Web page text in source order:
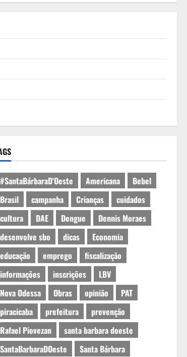
#SantaBárbaraD'Oeste Americana
Bebel
Brasil
campanha Crianças
cuidados
cultura
DAE Dengue
Dennis Moraes
desenvolve sbo
dicas
Economia
educação
emprego
fiscalização
informações
inscrições
LBV
Nova Odessa
Obras opinião
PAT
piracicaba
prefeitura
prevenção
Rafael Piovezan
santa barbara doeste
SantaBarbaraDOeste
Santa Bárbara